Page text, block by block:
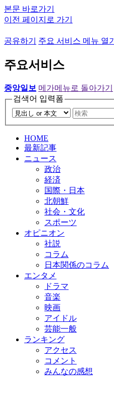
본문 바로가기
이전 페이지로 가기
공유하기 주요 서비스 메뉴 열기
주요서비스
중앙일보 메가메뉴로 돌아가기
검색어 입력폼
HOME
最新記事
ニュース
政治
経済
国際・日本
北朝鮮
社会・文化
スポーツ
オピニオン
社説
コラム
日本関係のコラム
エンタメ
ドラマ
音楽
映画
アイドル
芸能一般
ランキング
アクセス
コメント
みんなの感想